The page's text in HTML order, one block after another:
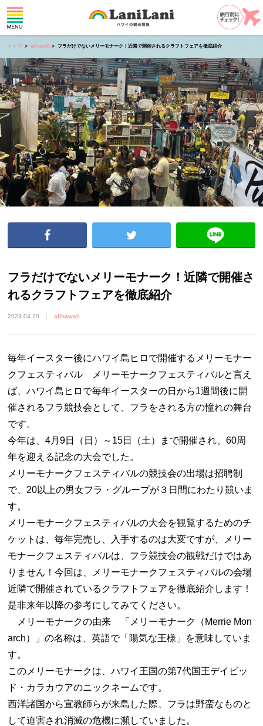
トップ allhawaii フラだけでないメリーモナーク！近隣で開催されるクラフトフェアを徹底紹介
フラだけでないメリーモナーク！近隣で開催さ
れるクラフトフェアを徹底紹介
2023.04.20 allhawaii
毎年イースター後にハワイ島ヒロで開催するメリーモナー
クフェスティバル メリーモナークフェスティバルと言え
ば、ハワイ島ヒロで毎年イースターの日から1週間後に開
催されるフラ競技会として、フラをされる方の憧れの舞台
です。
今年は、4月9日（日）～15日（土）まで開催され、60周
年を迎える記念の大会でした。
メリーモナークフェスティバルの競技会の出場は招聘制
で、20以上の男女フラ・グループが３日間にわたり競いま
す。
メリーモナークフェスティバルの大会を観覧するためのチ
ケットは、毎年完売し、入手するのは大変ですが、メリー
モナークフェスティバルは、フラ競技会の観戦だけではあ
りません！今回は、メリーモナークフェスティバルの会場
近隣で開催されているクラフトフェアを徹底紹介します！
是非来年以降の参考にしてみてください。
メリーモナークの由来 「メリーモナーク（Merrie Mon
arch）」の名称は、英語で「陽気な王様」を意味していま
す。
このメリーモナークは、ハワイ王国の第7代国王デイビッ
ド・カラカウアのニックネームです。
西洋諸国から宣教師らが来島した際、フラは野蛮なものと
して迫害され消滅の危機に瀕していました。